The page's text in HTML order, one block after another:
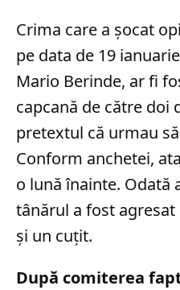
Crima care a șocat
pe data de 19
Mario Berinde, ar fi
capcană de către doi
pretextul că urmau
Conform anchetei,
o lună înainte. Odată
tânărul a fost
și un cuțit.
După comiterea